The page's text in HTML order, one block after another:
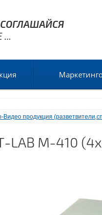
Видео продукция
LAB M-410